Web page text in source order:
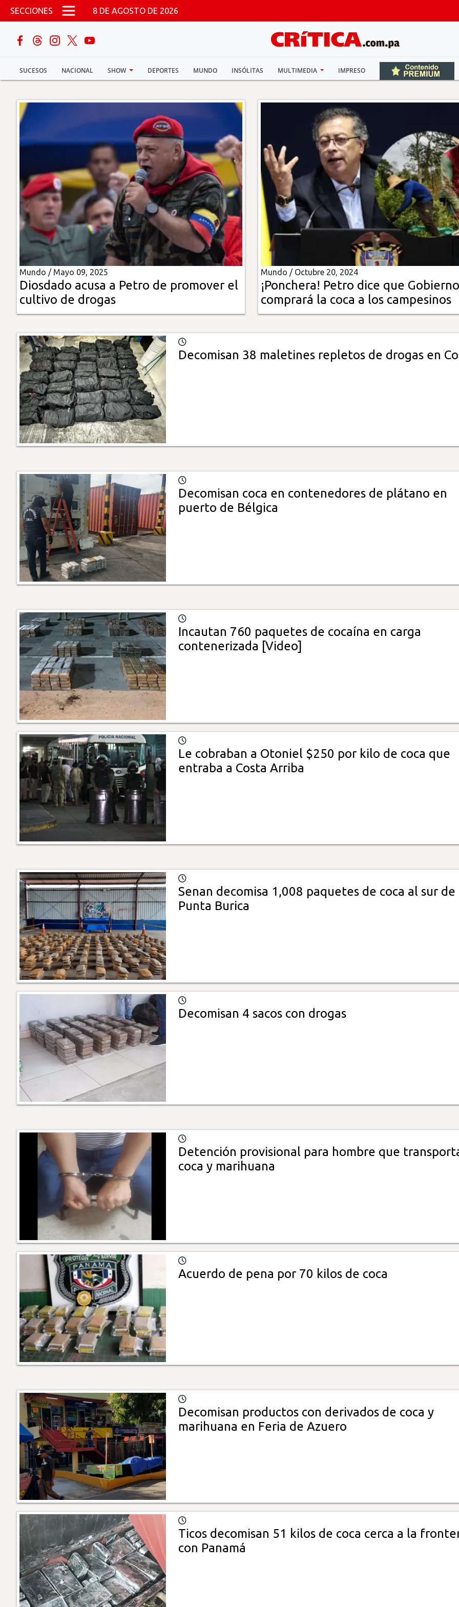
Pasar al contenido principal
SECCIONES 8 DE AGOSTO DE 2026
SUCESOS NACIONAL SHOW DEPORTES MUNDO INSÓLITAS MULTIMEDIA IMPRESO
buscar
Sucesos
Nacional
Deportes
Mundo
Insólitas
Multimedia
Impreso
Mundo / Mayo 09, 2025
Diosdado acusa a Petro de promover el
cultivo de drogas
Mundo / Octubre 20, 2024
¡Ponchera! Petro dice que Gobierno
comprará la coca a los campesinos
Decomisan 38 maletines repletos de drogas en
Decomisan coca en contenedores de plátano en
puerto de Bélgica
Incautan 760 paquetes de cocaína en carga
contenerizada [Video]
Le cobraban a Otoniel $250 por kilo de coca que
entraba a Costa Arriba
Senan decomisa 1,008 paquetes de coca al sur de
Punta Burica
Decomisan 4 sacos con drogas
Detención provisional para hombre que
coca y marihuana
Acuerdo de pena por 70 kilos de coca
​Decomisan productos con derivados de coca y
marihuana en Feria de Azuero
Ticos decomisan 51 kilos de coca cerca a la
con Panamá